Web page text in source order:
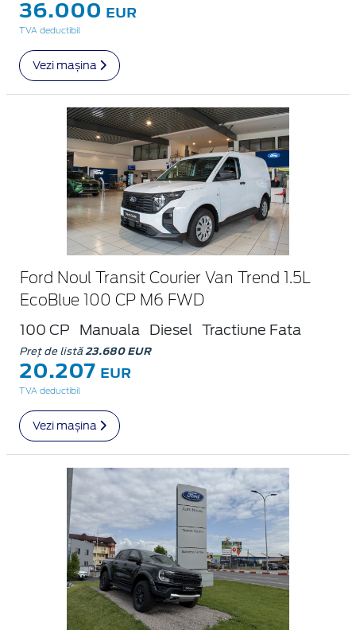
36.000 EUR
TVA deductibil
Vezi mașina
Ford Noul Transit Courier Van Trend 1.5L
EcoBlue 100 CP M6 FWD
100 CP Manuala Diesel Tractiune Fata
Preț de listă23.680 EUR
20.207 EUR
TVA deductibil
Vezi mașina